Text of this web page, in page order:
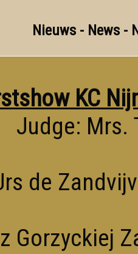
Nieuws - News -
KC
Judge: Mrs.
de
Gorzyckiej